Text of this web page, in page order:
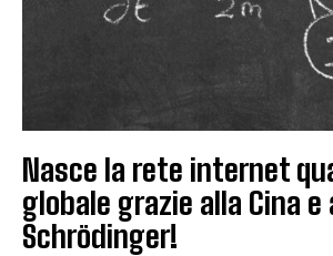
Nasce la rete internet
globale grazie alla Cina
Schrödinger!